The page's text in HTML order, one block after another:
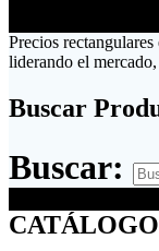
Precios
liderando el
Buscar
Buscar:
CATÁLOGO